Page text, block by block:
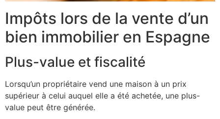
Impôts lors de la vente d’un
bien immobilier en Espagne
Plus-value et fiscalité
Lorsqu’un propriétaire vend une maison à un prix
supérieur à celui auquel elle a été achetée, une plus-
value peut être générée.